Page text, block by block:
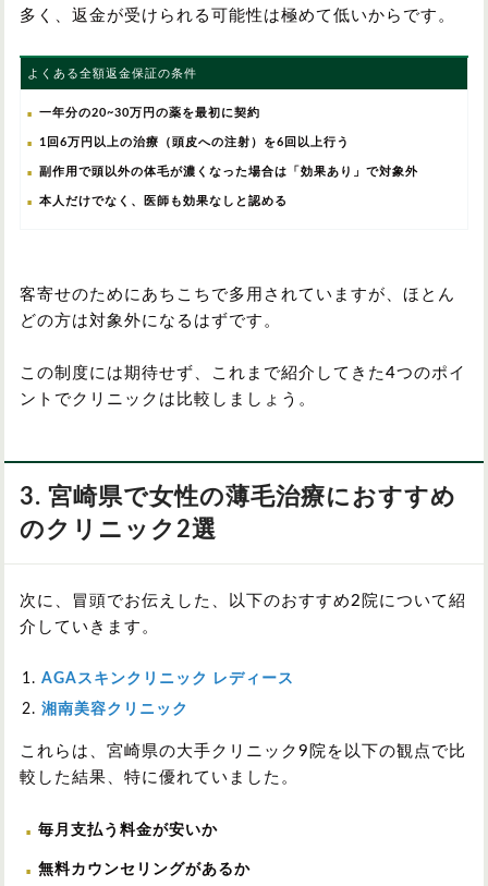
多く、返金が受けられる可能性は極めて低いからです。
よくある全額返金保証の条件
一年分の20~30万円の薬を最初に契約
1回6万円以上の治療（頭皮への注射）を6回以上行う
副作用で頭以外の体毛が濃くなった場合は「効果あり」で対象外
本人だけでなく、医師も効果なしと認める
客寄せのためにあちこちで多用されていますが、ほとん
どの方は対象外になるはずです。
この制度には期待せず、これまで紹介してきた4つのポイ
ントでクリニックは比較しましょう。
3. 宮崎県で女性の薄毛治療におすすめ
のクリニック2選
次に、冒頭でお伝えした、以下のおすすめ2院について紹
介していきます。
AGAスキンクリニック レディース
湘南美容クリニック
これらは、宮崎県の大手クリニック9院を以下の観点で比
較した結果、特に優れていました。
毎月支払う料金が安いか
無料カウンセリングがあるか